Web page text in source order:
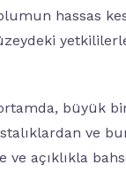
hassas
büyük
ve
açıklıkla